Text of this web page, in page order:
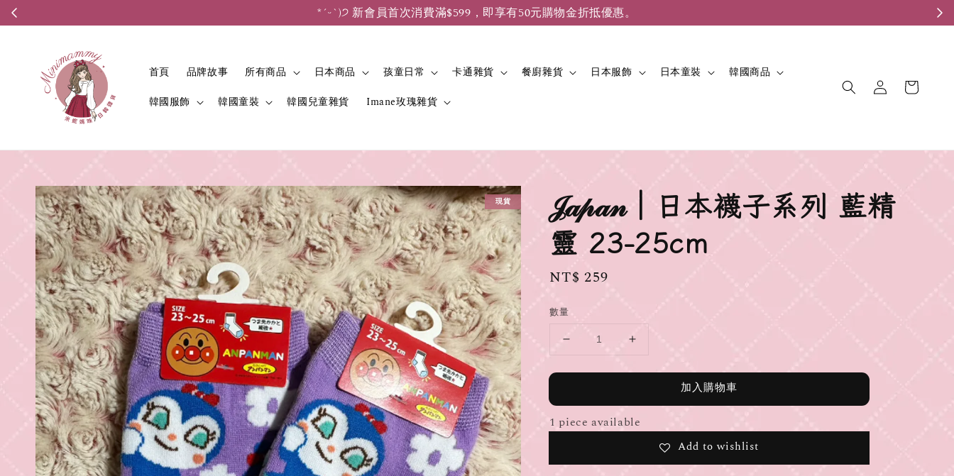
*ˊᵕˋ)੭ 新會員首次消費滿$599，即享有50元購物金折抵優惠。
首頁 品牌故事 所有商品 日本商品 孩童日常 卡通雜貨 餐廚雜貨 日本服飾 日本童裝
韓國商品
韓國服飾
韓國童裝 韓國兒童雜貨 Imane玫瑰雜貨
現貨
𝒥𝒶𝓅𝒶𝓃｜日本襪子系列 藍精
靈 23-25cm
Regular
NT$ 259
數量
加入購物車
1 piece available
Add to wishlist